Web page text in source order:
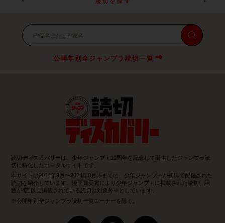
公開年別全ジャンプラ読切一覧
読切ディスカバリーは、少年ジャンプ＋10周年を記念して誕生したジャンプラ読
切に特化したポータルサイトです。
本サイトは2014年9月〜2024年8月末までに、少年ジャンプ＋が初出で配信された
読切を紹介しています。漫画賞受賞により少年ジャンプ＋に掲載された読切、話
数が4話以上掲載されている読切は対象外※としています。
※公開年別全ジャンプラ読切一覧コーナーを除く。